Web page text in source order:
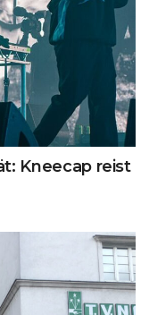
Kneecap reist